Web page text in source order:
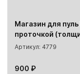
Магазин для
проточкой
Артикул: 4779
900 ₽